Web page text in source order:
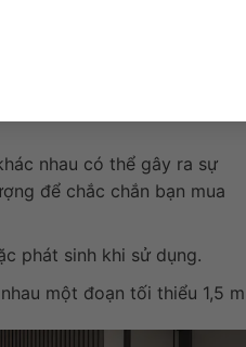
trượt
nhau có thể gây ra sự
để chắc chắn bạn mua
phát sinh khi sử dụng.
một đoạn tối thiểu 1,5